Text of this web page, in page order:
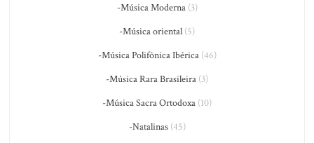
-Música Moderna(3)
-Música oriental (5)
-Música Polifônica Ibérica(46)
-Música Rara Brasileira (3)
-Música Sacra Ortodoxa (10)
-Natalinas(45)